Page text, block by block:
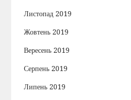
Листопад 2019
Жовтень 2019
Вересень 2019
Серпень 2019
Липень 2019